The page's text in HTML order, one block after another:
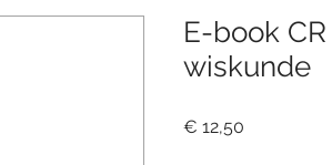
E-book
wiskunde
€ 12,50